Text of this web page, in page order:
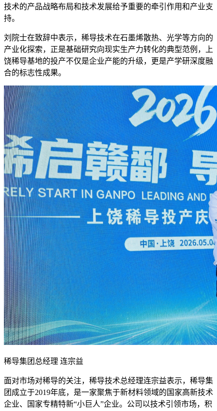
技术的产品战略布局和技术发展给予重要的牵引作用和产业支
持。
刘院士在致辞中表示，稀导技术在石墨烯散热、光学等方向的
产业化探索，正是基础研究向现实生产力转化的典型范例，上
饶稀导基地的投产不仅是企业产能的升级，更是产学研深度融
合的标志性成果。
稀导集团总经理 连宗益
面对市场对稀导的关注，稀导技术总经理连宗益表示，稀导集
团成立于2019年底，是一家聚焦于新材料领域的国家高新技术
企业、国家专精特新“小巨人”企业。公司以技术引领市场，积